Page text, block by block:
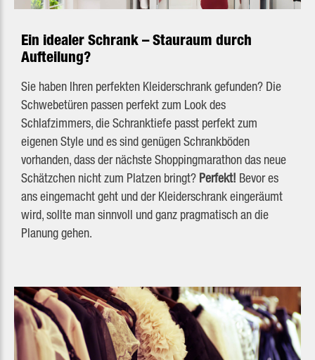
Ein idealer Schrank – Stauraum durch
Aufteilung?
Sie haben Ihren perfekten Kleiderschrank gefunden? Die
Schwebetüren passen perfekt zum Look des
Schlafzimmers, die Schranktiefe passt perfekt zum
eigenen Style und es sind genügen Schrankböden
vorhanden, dass der nächste Shoppingmarathon das neue
Schätzchen nicht zum Platzen bringt? Perfekt! Bevor es
ans eingemacht geht und der Kleiderschrank eingeräumt
wird, sollte man sinnvoll und ganz pragmatisch an die
Planung gehen.